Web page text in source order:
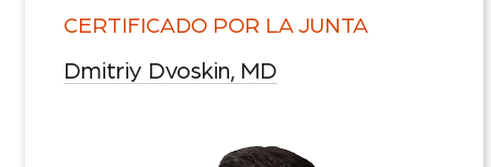
CERTIFICADO POR LA JUNTA
Dmitriy Dvoskin, MD